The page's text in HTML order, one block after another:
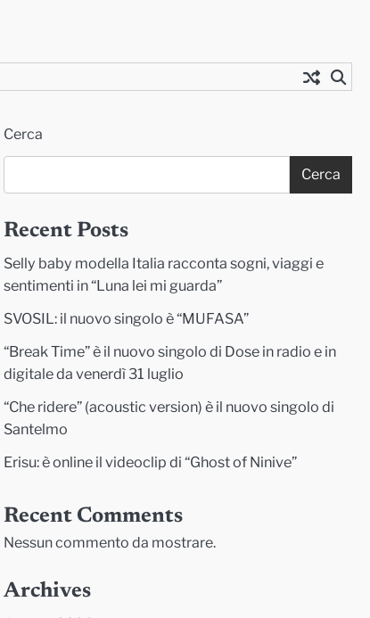
Cerca
Cerca
Recent Posts
Selly baby modella Italia racconta sogni, viaggi e
sentimenti in “Luna lei mi guarda”
SVOSIL: il nuovo singolo è “MUFASA”
“Break Time” è il nuovo singolo di Dose in radio e in
digitale da venerdì 31 luglio
“Che ridere” (acoustic version) è il nuovo singolo di
Santelmo
Erisu: è online il videoclip di “Ghost of Ninive”
Recent Comments
Nessun commento da mostrare.
Archives